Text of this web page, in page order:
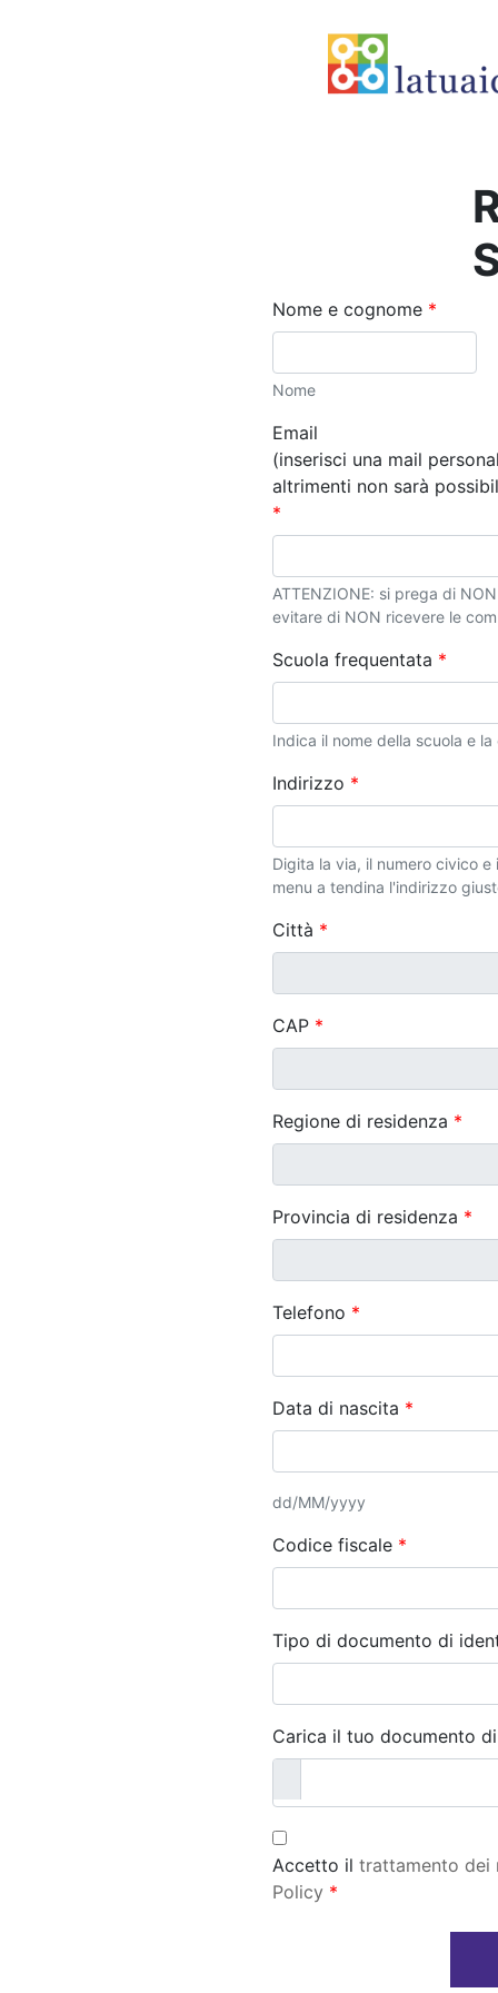
Nome e cognome *
Nome
Email
(inserisci una mail
altrimenti non sarà
*
ATTENZIONE: si prega di
evitare di NON ricevere le
Scuola frequentata *
Indica il nome della scuola e
Indirizzo *
Digita la via, il numero civico
menu a tendina l'indirizzo
Città *
CAP *
Regione di residenza *
Provincia di residenza *
Telefono *
Data di nascita *
dd/MM/yyyy
Codice fiscale *
Tipo di documento di
Carica il tuo documento
Accetto il trattamento dei
Policy *